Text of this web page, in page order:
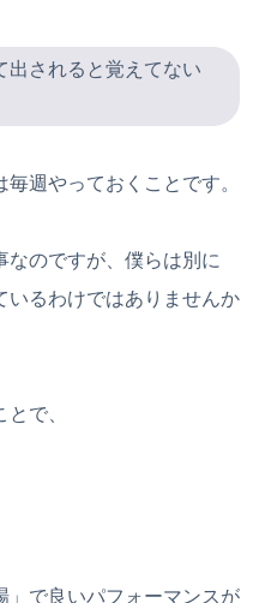
出されると覚えてない
週やっておくことです。
なのですが、僕らは別に
いるわけではありませんか
で、
」で良いパフォーマンスが